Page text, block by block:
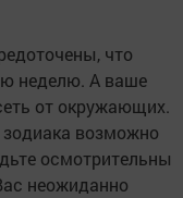
что
неделю. А ваше
от окружающих.
зодиака возможно
осмотрительны
неожиданно